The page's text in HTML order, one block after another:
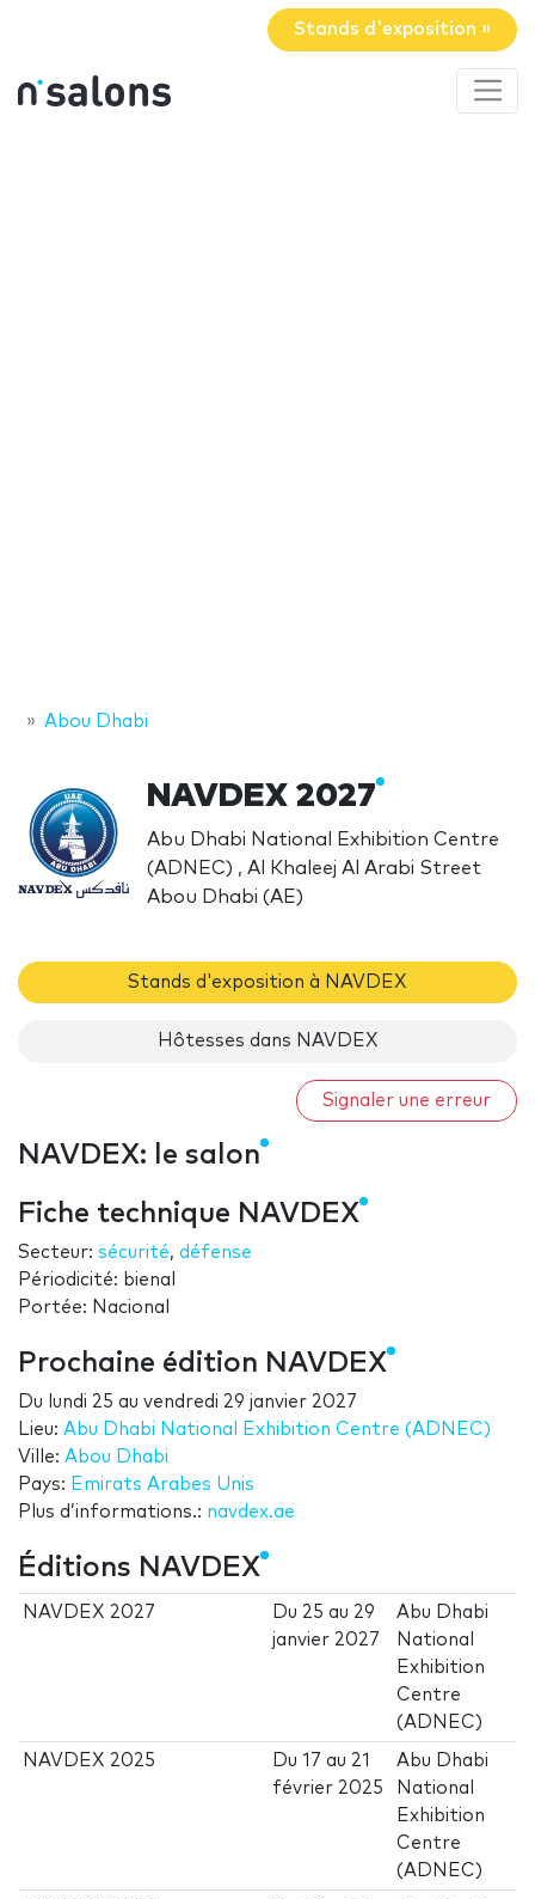
Stands d'exposition »
Abou Dhabi
NAVDEX 2027
Abu Dhabi National Exhibition Centre
(ADNEC) , Al Khaleej Al Arabi Street
Abou Dhabi (AE)
Stands d'exposition à NAVDEX
Hôtesses dans NAVDEX
Signaler une erreur
NAVDEX: le salon
Fiche technique NAVDEX
Secteur: sécurité, défense
Périodicité: bienal
Portée: Nacional
Prochaine édition NAVDEX
Du lundi 25 au vendredi 29 janvier 2027
Lieu: Abu Dhabi National Exhibition Centre (ADNEC)
Ville: Abou Dhabi
Pays: Emirats Arabes Unis
Plus d’informations.: navdex.ae
Éditions NAVDEX
NAVDEX 2027 Du 25 au 29
janvier 2027
Abu Dhabi
National
Exhibition
Centre
(ADNEC)
NAVDEX 2025 Du17 au 21
février 2025
Abu Dhabi
National
Exhibition
Centre
(ADNEC)